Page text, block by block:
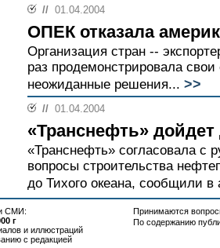
// 01.04.2004
ОПЕК отказала
Организация стран --
раз продемонстрировала
неожиданные решения... >>
// 01.04.2004
«Транснефть»
«Транснефть» согласовала с
вопросы строительства
до Тихого океана, сообщили
СМИ:
г
и иллюстраций
с редакцией
Принимаются
По содержанию